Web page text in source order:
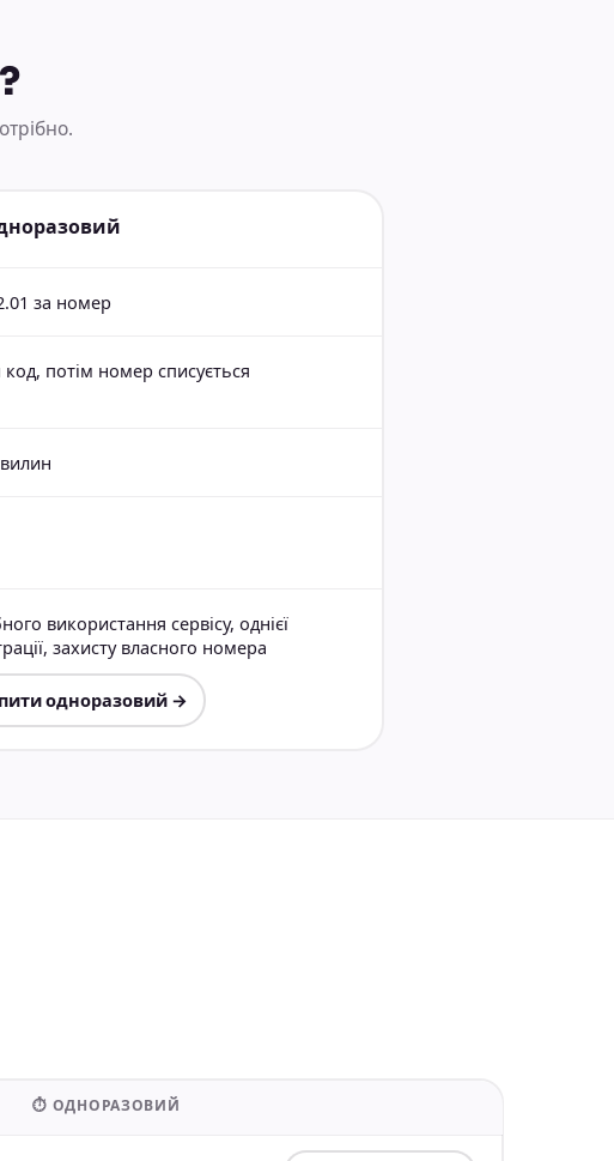
за номер
потім номер списується
використання сервісу, однієї
захисту власного номера
одноразовий →
⏱ ОДНОРАЗОВИЙ